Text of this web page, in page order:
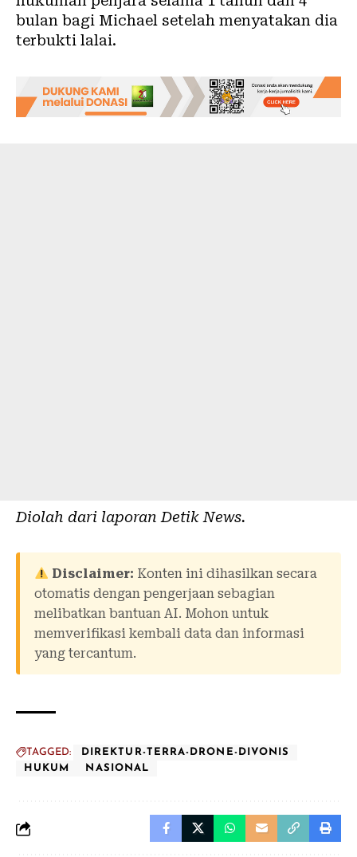
bulan bagi Michael setelah menyatakan dia
terbukti lalai.
Diolah dari laporan Detik News.
Disclaimer: Konten ini dihasilkan secara
otomatis dengan pengerjaan sebagian
melibatkan bantuan AI. Mohon untuk
memverifikasi kembali data dan informasi
yang tercantum.
TAGGED:
DIREKTUR-TERRA-DRONE-DIVONIS
HUKUM
NASIONAL